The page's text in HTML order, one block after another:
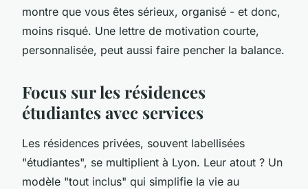
montre que vous êtes sérieux, organisé - et donc,
moins risqué. Une lettre de motivation courte,
personnalisée, peut aussi faire pencher la balance.
Focus sur les résidences
étudiantes avec services
Les résidences privées, souvent labellisées
"étudiantes", se multiplient à Lyon. Leur atout ? Un
modèle "tout inclus" qui simplifie la vie au